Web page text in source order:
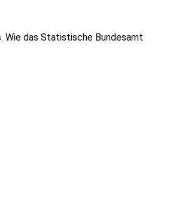
Wie das Statistische Bundesamt